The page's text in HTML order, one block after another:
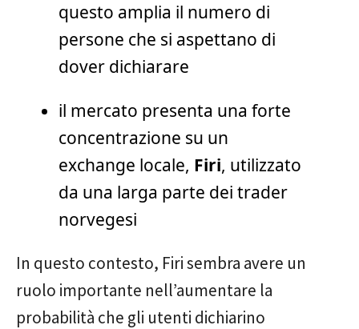
questo amplia il numero di
persone che si aspettano di
dover dichiarare
il mercato presenta una forte
concentrazione su un
exchange locale, Firi, utilizzato
da una larga parte dei trader
norvegesi
In questo contesto, Firi sembra avere un
ruolo importante nell’aumentare la
probabilità che gli utenti dichiarino